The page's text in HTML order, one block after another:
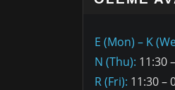
E (Mon) – K
N (Thu): 11:30
R (Fri): 11:30 –